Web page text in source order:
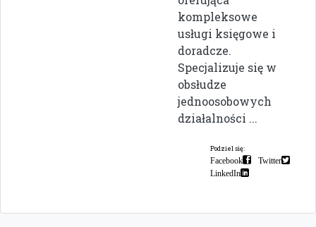
kompleksowe
usługi księgowe i
doradcze.
Specjalizuje się w
obsłudze
jednoosobowych
działalności ...
Podziel się:
Facebook
Twitter
LinkedIn